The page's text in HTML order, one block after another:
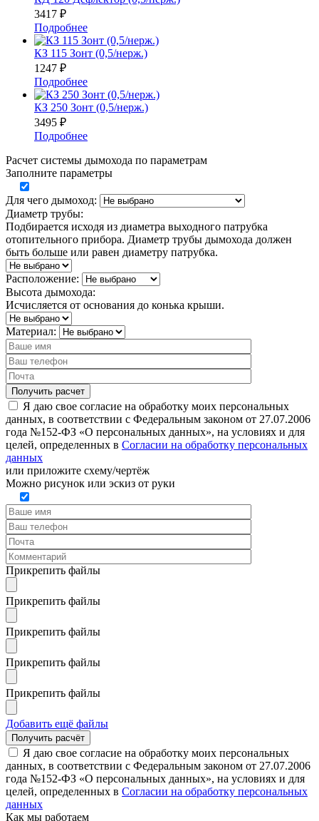
3417 ₽
Подробнее
КЗ 115 Зонт (0,5/нерж.)
1247 ₽
Подробнее
КЗ 250 Зонт (0,5/нерж.)
3495 ₽
Подробнее
Расчет системы дымохода по параметрам
Заполните параметры
Для чего дымоход:
Диаметр трубы:
Подбирается исходя из диаметра выходного патрубка
отопительного прибора. Диаметр трубы дымохода должен
быть больше или равен диаметру патрубка.
Расположение:
Высота дымохода:
Исчисляется от основания до конька крыши.
Материал:
Я даю свое согласие на обработку моих персональных
данных, в соответствии с Федеральным законом от 27.07.2006
года №152-ФЗ «О персональных данных», на условиях и для
целей, определенных в Согласии на обработку персональных
данных
или приложите схему/чертёж
Можно рисунок или эскиз от руки
Прикрепить файлы
Прикрепить файлы
Прикрепить файлы
Прикрепить файлы
Прикрепить файлы
Добавить ещё файлы
Я даю свое согласие на обработку моих персональных
данных, в соответствии с Федеральным законом от 27.07.2006
года №152-ФЗ «О персональных данных», на условиях и для
целей, определенных в Согласии на обработку персональных
данных
Как мы работаем